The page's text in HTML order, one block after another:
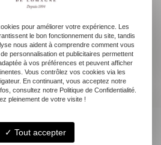
pour la santé. À consommer avec
pour améliorer votre expérience. Les
le bon fonctionnement du site, tandis
nous aident à comprendre comment vous
personnalisation et publicitaires permettent
à vos préférences et peuvent afficher
Vous contrôlez vos cookies via les
En continuant, vous acceptez notre
consultez notre Politique de Confidentialité.
pleinement de votre visite !
Tout accepter